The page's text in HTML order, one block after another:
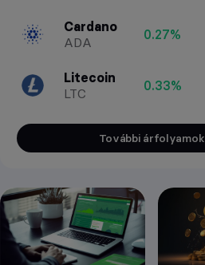
Cardano
ADA
0.27%
Litecoin
LTC
0.33%
További árfolyamok